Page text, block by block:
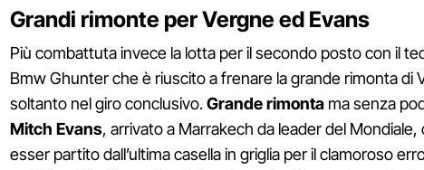
Grandi rimonte per Vergne ed Evans
Più combattuta invece la lotta per il secondo posto con il
Bmw Ghunter che è riuscito a frenare la grande rimonta di
soltanto nel giro conclusivo.Grande rimonta ma senza
Mitch Evans, arrivato a Marrakech da leader del Mondiale,
esser partito dall’ultima casella in griglia per il clamoroso